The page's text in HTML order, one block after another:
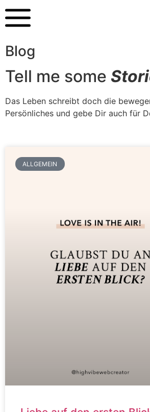
Blog
Tell me some
Das Leben schreibt doch die
Persönliches und gebe Dir auch für
ALLGEMEIN